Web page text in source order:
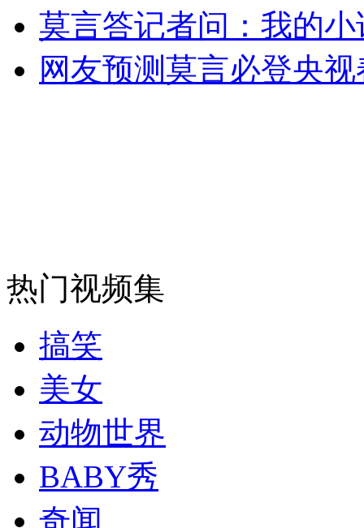
纽约上演“枕头大战”
莫言答记者问：我的
网友预测莫言必登央
热门视频集
搞笑
美女
动物世界
BABY秀
奇闻